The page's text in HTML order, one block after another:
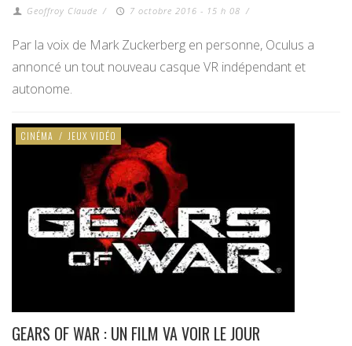
Geoffroy Claude / 7 octobre 2016 - 15 h 08 /
Par la voix de Mark Zuckerberg en personne, Oculus a
annoncé un tout nouveau casque VR indépendant et
autonome.
CINÉMA / JEUX VIDÉO
GEARS OF WAR : UN FILM VA VOIR LE JOUR